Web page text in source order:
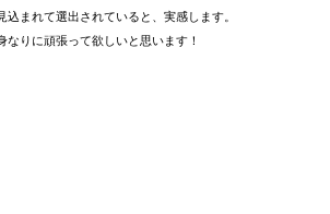
込まれて選出されていると、実感します。
なりに頑張って欲しいと思います！